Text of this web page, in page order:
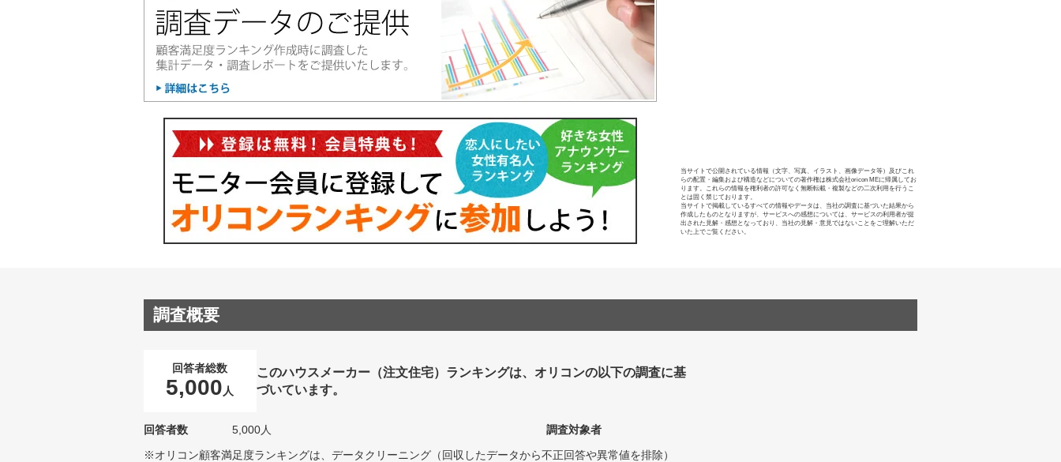
当サイトで公開されている情報（文字、写真、イラスト、画像データ等）及びこれ
らの配置・編集および構造などについての著作権は株式会社oricon MEに帰属してお
ります。これらの情報を権利者の許可なく無断転載・複製などの二次利用を行うこ
とは固く禁じております。
当サイトで掲載しているすべての情報やデータは、当社の調査に基づいた結果から
作成したものとなりますが、サービスへの感想については、サービスの利用者が提
出された見解・感想となっており、当社の見解・意見ではないことをご理解いただ
いた上でご覧ください。
調査概要
回答者総数
5,000 人
このハウスメーカー（注文住宅）ランキングは、オリコンの以下の調査に基
づいています。
回答者数 5,000人
調査対象者
※オリコン顧客満足度ランキングは、データクリーニング（回収したデータから不正回答や異常値を排除）